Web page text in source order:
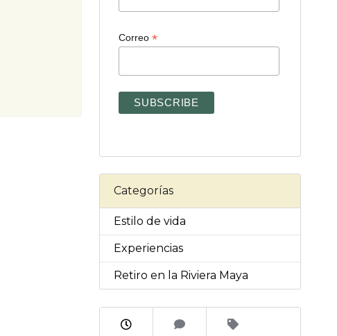
Correo*
Categorías
Estilo de vida
Experiencias
Retiro en la Riviera Maya